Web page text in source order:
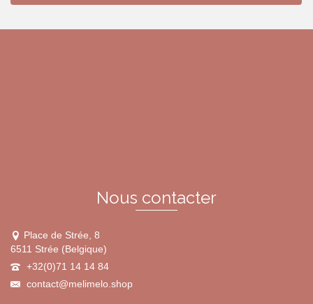
du
produit
Nous contacter
Place de Strée, 8
6511 Strée (Belgique)
+32(0)71 14 14 84
contact@melimelo.shop